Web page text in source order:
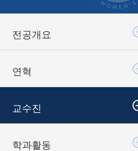
전공개요
연혁
교수진
학과활동